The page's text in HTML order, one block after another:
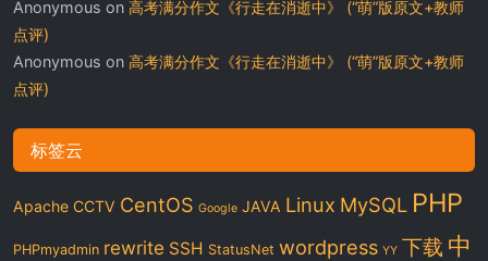
Anonymous on 高考满分作文《行走在消逝中》 (“萌”版原文+教师
点评)
Anonymous on 高考满分作文《行走在消逝中》 (“萌”版原文+教师
点评)
标签云
Apache CCTV CentOS Google JAVA Linux MySQL PHP
PHPmyadmin rewrite SSH StatusNet wordpress YY 下载 中